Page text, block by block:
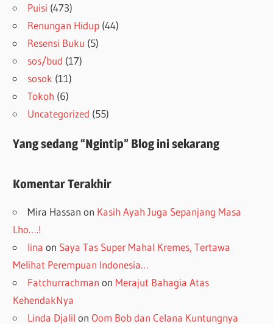
Puisi (473)
Renungan Hidup (44)
Resensi Buku (5)
sos/bud (17)
sosok (11)
Tokoh (6)
Uncategorized (55)
Yang sedang “Ngintip” Blog ini sekarang
Komentar Terakhir
Mira Hassan on Kasih Ayah Juga Sepanjang Masa
Lho….!
lina on Saya Tas Super Mahal Kremes, Tertawa
Melihat Perempuan Indonesia…
Fatchurrachman on Merajut Bahagia Atas
KehendakNya
Linda Djalil onOom Bob dan Celana Kuntungnya